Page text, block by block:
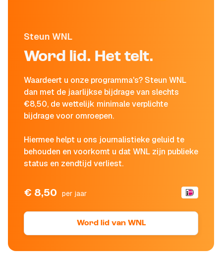
Steun WNL
Word lid. Het telt.
Waardeert u onze programma's? Steun WNL
dan met de jaarlijkse bijdrage van slechts
€8,50, de wettelijk minimale verplichte
bijdrage voor omroepen.
Hiermee helpt u ons journalistieke geluid te
behouden en voorkomt u dat WNL zijn publieke
status en zendtijd verliest.
€ 8,50 per jaar
Word lid van WNL